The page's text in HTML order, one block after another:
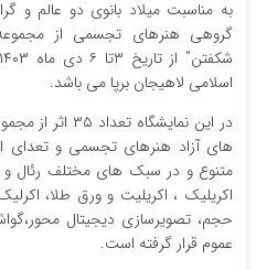
به مناسبت میلاد بانوی دو عالم و
گروهی هنرهای تجسمی از مجموعه
اسلامی لاهیجان برپا می باشد.
در این نمایشگاه
های آزاد هنرهای تجسمی و تعدای
متنوع و در سبک های مختلف رئال و
اکریلیک ، اکریلیت و ورق طلا،
حجم، تصویرسازی دیجیتال
عموم قرار گرفته است.